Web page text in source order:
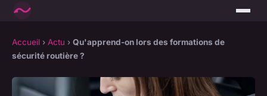
Accueil › Actu › Qu'apprend-on lors des formations de
sécurité routière ?